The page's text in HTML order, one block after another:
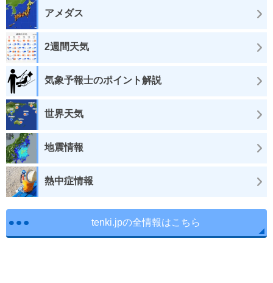
アメダス
2週間天気
気象予報士のポイント解説
世界天気
地震情報
熱中症情報
tenki.jpの全情報はこちら